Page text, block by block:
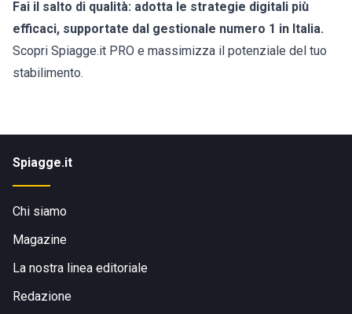
Fai il salto di qualità: adotta le strategie digitali più
efficaci, supportate dal gestionale numero 1 in Italia.
Scopri Spiagge.it PRO e massimizza il potenziale del tuo
stabilimento.
Spiagge.it
Chi siamo
Magazine
La nostra linea editoriale
Redazione